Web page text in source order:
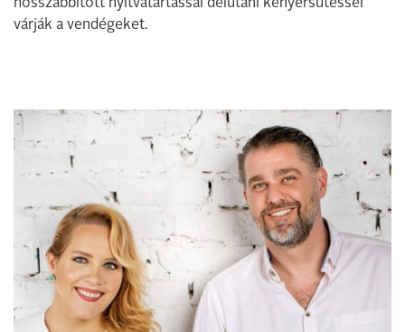
hosszabbított nyitvatartással délutáni kenyérsütéssel
várják a vendégeket.